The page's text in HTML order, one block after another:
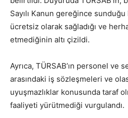
Sayılı Kanun gereğince
ücretsiz olarak sağladığı ve
etmediğinin altı çizildi.
Ayrıca, TÜRSAB’ın personel ve
arasındaki iş sözleşmeleri ve
uyuşmazlıklar konusunda taraf
faaliyeti yürütmediği vurgulandı.